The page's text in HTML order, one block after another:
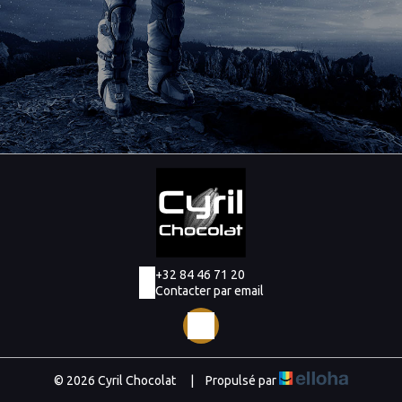
+32 84 46 71 20
Contacter par email
© 2026 Cyril Chocolat Propulsé par